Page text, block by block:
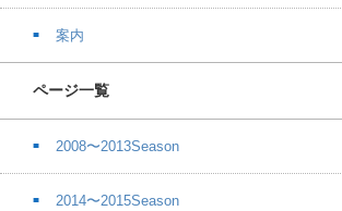
案内
ページ一覧
2008〜2013Season
2014〜2015Season